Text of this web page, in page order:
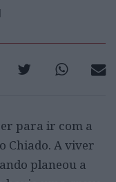
para ir com a
Chiado. A viver
planeou a